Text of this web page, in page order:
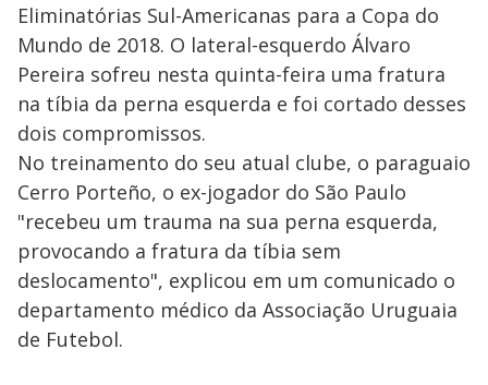
Eliminatórias Sul-Americanas para a Copa do
Mundo de 2018. O lateral-esquerdo Álvaro
Pereira sofreu nesta quinta-feira uma fratura
na tíbia da perna esquerda e foi cortado desses
dois compromissos.
No treinamento do seu atual clube, o paraguaio
Cerro Porteño, o ex-jogador do São Paulo
"recebeu um trauma na sua perna esquerda,
provocando a fratura da tíbia sem
deslocamento", explicou em um comunicado o
departamento médico da Associação Uruguaia
de Futebol.